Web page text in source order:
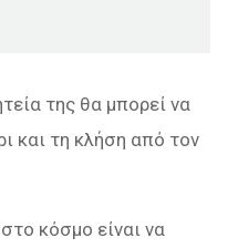
της θα μπορεί να
και τη κλήση από τον
κόσμο είναι να